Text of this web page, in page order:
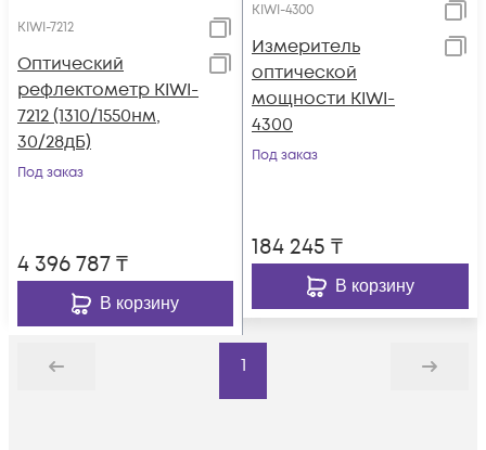
KIWI-7212
Оптический
рефлектометр KIWI-
7212 (1310/1550нм,
30/28дБ)
Под заказ
4 396 787₸
В корзину
KIWI-4300
Измеритель
оптической
мощности KIWI-
4300
Под заказ
184 245 ₸
В корзину
Назад
1
Дальше